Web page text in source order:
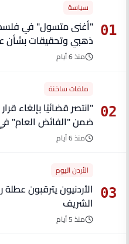
01
سياسة
ذهبي وتحقيقات بشأن
منذ 6 أيام
02
ملفات ساخنة
ضمن "الفائض العام"
منذ 6 أيام
03
الأردن اليوم
الأردنيون يترقبون
الشريف
منذ 5 أيام